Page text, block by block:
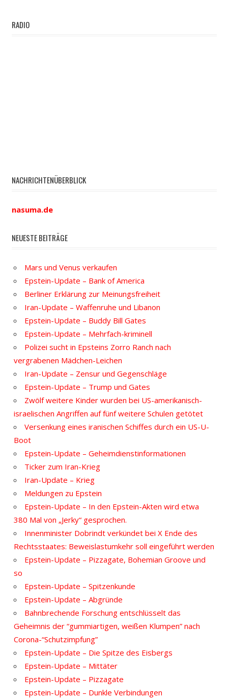
RADIO
NACHRICHTENÜBERBLICK
nasuma.de
NEUESTE BEITRÄGE
Mars und Venus verkaufen
Epstein-Update – Bank of America
Berliner Erklärung zur Meinungsfreiheit
Iran-Update – Waffenruhe und Libanon
Epstein-Update – Buddy Bill Gates
Epstein-Update – Mehrfach-kriminell
Polizei sucht in Epsteins Zorro Ranch nach
vergrabenen Mädchen-Leichen
Iran-Update – Zensur und Gegenschläge
Epstein-Update – Trump und Gates
Zwölf weitere Kinder wurden bei US-amerikanisch-
israelischen Angriffen auf fünf weitere Schulen getötet
Versenkung eines iranischen Schiffes durch ein US-U-
Boot
Epstein-Update – Geheimdienstinformationen
Ticker zum Iran-Krieg
Iran-Update – Krieg
Meldungen zu Epstein
Epstein-Update – In den Epstein-Akten wird etwa
380 Mal von „Jerky“ gesprochen.
Innenminister Dobrindt verkündet bei X Ende des
Rechtsstaates: Beweislastumkehr soll eingeführt werden
Epstein-Update – Pizzagate, Bohemian Groove und
so
Epstein-Update – Spitzenkunde
Epstein-Update – Abgründe
Bahnbrechende Forschung entschlüsselt das
Geheimnis der “gummiartigen, weißen Klumpen” nach
Corona-“Schutzimpfung”
Epstein-Update – Die Spitze des Eisbergs
Epstein-Update – Mittäter
Epstein-Update – Pizzagate
Epstein-Update – Dunkle Verbindungen